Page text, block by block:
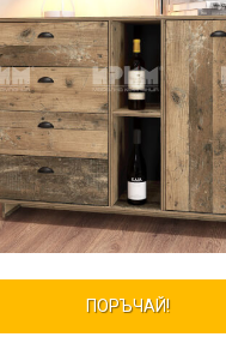
ПОРЪЧАЙ!